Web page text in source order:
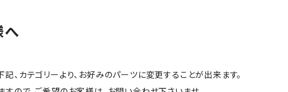
へ
、カテゴリーより、お好みのパーツに変更することが出来ます。